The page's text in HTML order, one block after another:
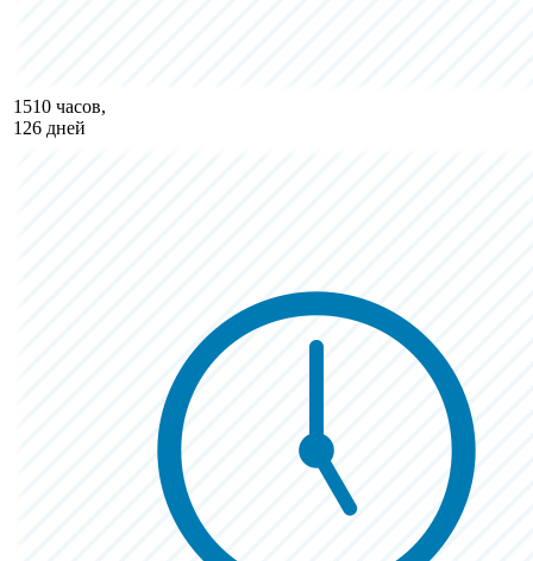
1510 часов,
126 дней